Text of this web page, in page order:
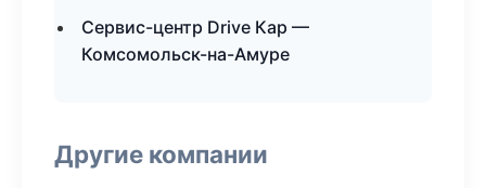
Сервис-центр Drive Кар —
Комсомольск-на-Амуре
Другие компании